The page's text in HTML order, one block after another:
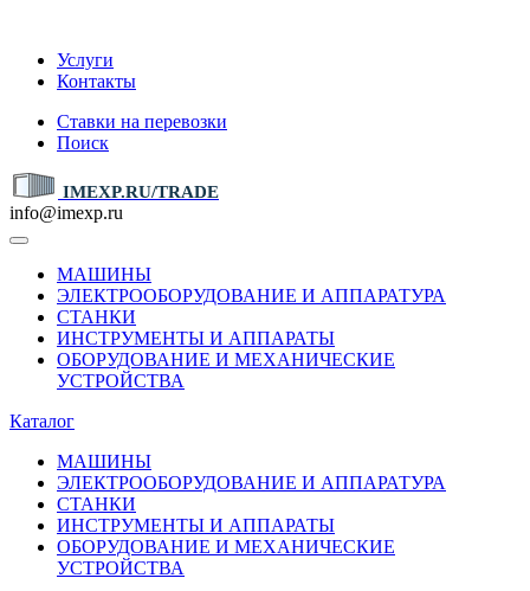
Услуги
Контакты
Ставки на перевозки
Поиск
IMEXP.RU/TRADE
info@imexp.ru
МАШИНЫ
ЭЛЕКТРООБОРУДОВАНИЕ И АППАРАТУРА
СТАНКИ
ИНСТРУМЕНТЫ И АППАРАТЫ
ОБОРУДОВАНИЕ И МЕХАНИЧЕСКИЕ
УСТРОЙСТВА
Каталог
МАШИНЫ
ЭЛЕКТРООБОРУДОВАНИЕ И АППАРАТУРА
СТАНКИ
ИНСТРУМЕНТЫ И АППАРАТЫ
ОБОРУДОВАНИЕ И МЕХАНИЧЕСКИЕ
УСТРОЙСТВА